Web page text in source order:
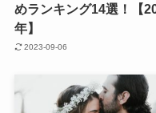
めランキング14選！【
年】
2023-09-06